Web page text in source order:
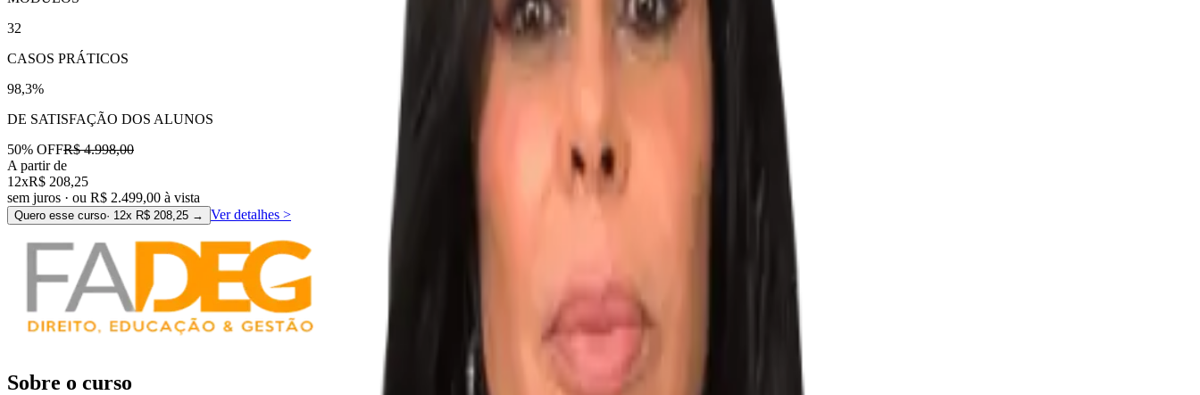
32
CASOS PRÁTICOS
98,3%
DE SATISFAÇÃO DOS ALUNOS
50% OFFR$ 4.998,00
A partir de
12xR$ 208,25
sem juros · ou R$ 2.499,00 à vista
Quero esse curso· 12x R$ 208,25 → Ver detalhes >
Sobre o curso